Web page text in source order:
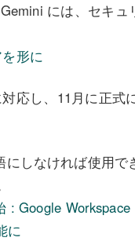
には、セキ
形に
応し、11月に正式
しなければ使用で
: Google
に